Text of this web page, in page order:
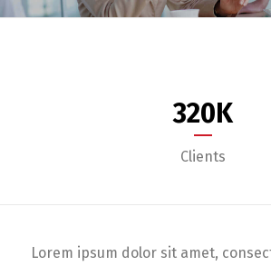
320K
Clients
Lorem ipsum dolor sit amet,